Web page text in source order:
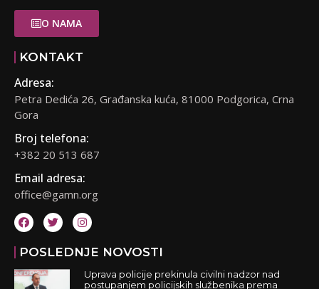
O NAMA
KONTAKT
Adresa:
Petra Dedića 26, Građanska kuća, 81000 Podgorica, Crna
Gora
Broj telefona:
+382 20 513 687
Email adresa:
office@gamn.org
POSLEDNJE NOVOSTI
Uprava policije prekinula civilni nadzor nad
postupanjem policijskih službenika prema